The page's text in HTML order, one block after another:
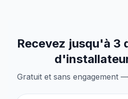
Recevez jusqu'à 3
Gratuit et sans engagement